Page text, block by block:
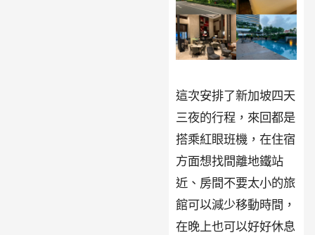
這次安排了新加坡四天
三夜的行程，來回都是
搭乘紅眼班機，在住宿
方面想找間離地鐵站
近、房間不要太小的旅
館可以減少移動時間，
在晚上也可以好好休息